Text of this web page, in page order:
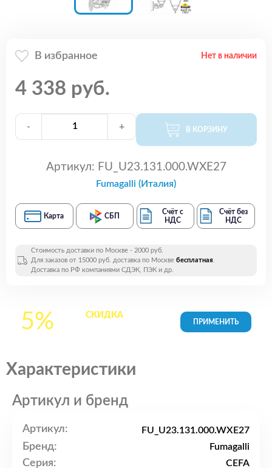
В избранное Нет в наличии
4 338 руб.
- + В КОРЗИНУ
Артикул: FU_U23.131.000.WXE27
Fumagalli (Италия)
Карта СБП
Счёт с
НДС
Счёт без
НДС
Стоимость доставки по Москве - 2000 руб.
Для заказов от 15000 руб. доставка по Москве бесплатная.
Доставка по РФ компаниями СДЭК, ПЭК и др.
5% СКИДКАна все
Характеристики
Артикул и бренд
Артикул: FU_U23.131.000.WXE27
Бренд: Fumagalli
Серия: CEFA